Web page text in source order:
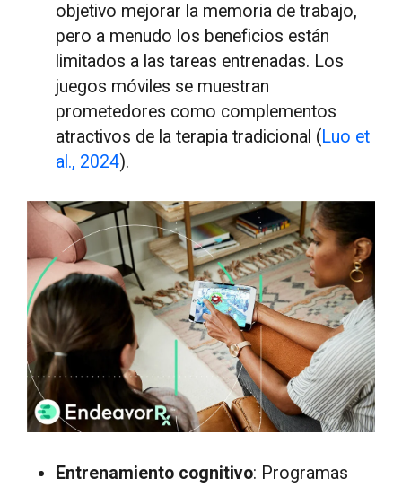
objetivo mejorar la memoria de trabajo,
pero a menudo los beneficios están
limitados a las tareas entrenadas. Los
juegos móviles se muestran
prometedores como complementos
atractivos de la terapia tradicional (Luo et
al., 2024).
Entrenamiento cognitivo: Programas